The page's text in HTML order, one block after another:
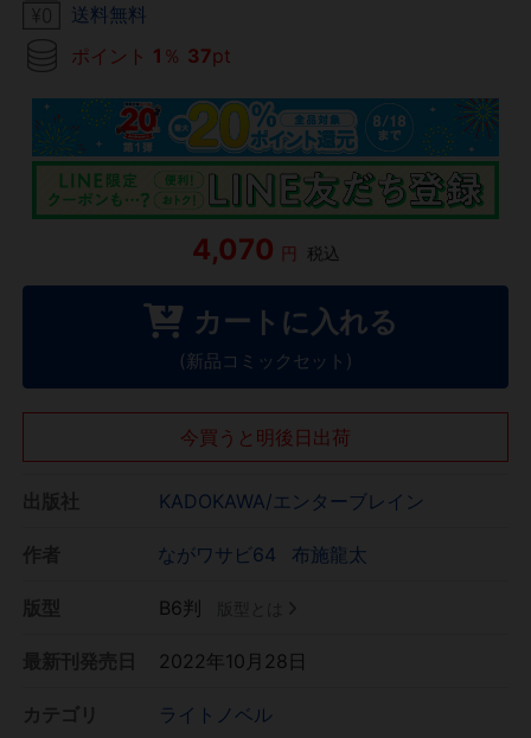
送料無料
ポイント 1 ％ 37pt
4,070 円 税込
カートに入れる
(新品コミックセット)
今買うと明後日出荷
KADOKAWA/エンターブレイン
ながワサビ64 布施龍太
B6判
2022年10月28日
ライトノベル